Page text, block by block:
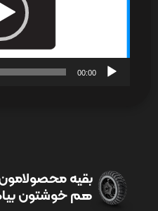
00:00
بقیه محصولامون
هم خوشتون